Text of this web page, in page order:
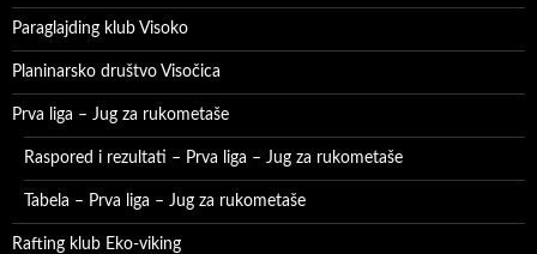
Paraglajding klub Visoko
Planinarsko društvo Visočica
Prva liga – Jug za rukometaše
Raspored i rezultati – Prva liga – Jug za rukometaše
Tabela – Prva liga – Jug za rukometaše
Rafting klub Eko-viking